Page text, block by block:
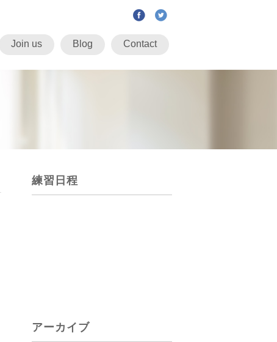
Join us Blog Contact
練習日程
アーカイブ